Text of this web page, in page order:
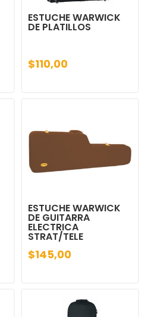
ESTUCHE WARWICK
DE PLATILLOS
$110,00
ESTUCHE WARWICK
DE GUITARRA
ELECTRICA
STRAT/TELE
$145,00